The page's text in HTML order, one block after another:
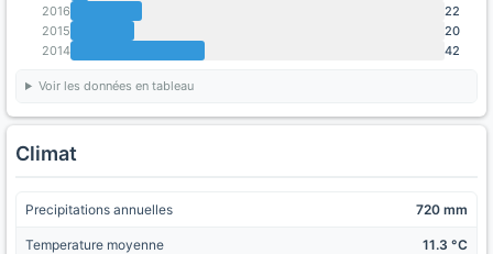
2016
22
2015
20
2014
42
Voir les données en tableau
Climat
Precipitations annuelles 720 mm
Temperature moyenne 11.3 °C